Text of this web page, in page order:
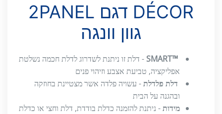
DÉCOR דגם 2PANEL
גוון וונגה
™SMART
- דלת זו ניתנת לשדרוג לדלת חכמה נשלטת
אפליקציה, טביעת אצבע וזיהוי פנים
דלת פלדלת- עשויה פלדה אשר מצטיינת בחוזקה
ובהגנה על הבית
מידות- ניתנת להזמנה כדלת בודדת, דלת וחצי או כדלת